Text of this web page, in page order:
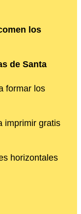
los
de Santa
formar los
imprimir gratis
horizontales